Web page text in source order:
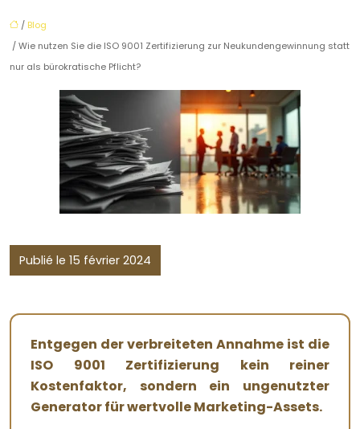
/ Blog
/ Wie nutzen Sie die ISO 9001 Zertifizierung zur Neukundengewinnung statt
nur als bürokratische Pflicht?
Publié le 15 février 2024
Entgegen der verbreiteten Annahme ist die
ISO 9001 Zertifizierung kein reiner
Kostenfaktor, sondern ein ungenutzter
Generator für wertvolle Marketing-Assets.